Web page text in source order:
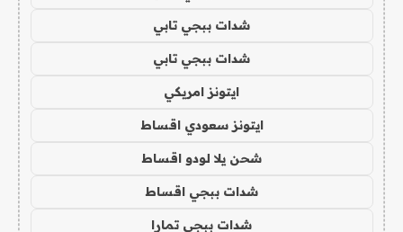
شدات ببجي تابي
شدات ببجي تابي
ايتونز امريكي
ايتونز سعودي اقساط
شحن يلا لودو اقساط
شدات ببجي اقساط
شدات ببجي تمارا